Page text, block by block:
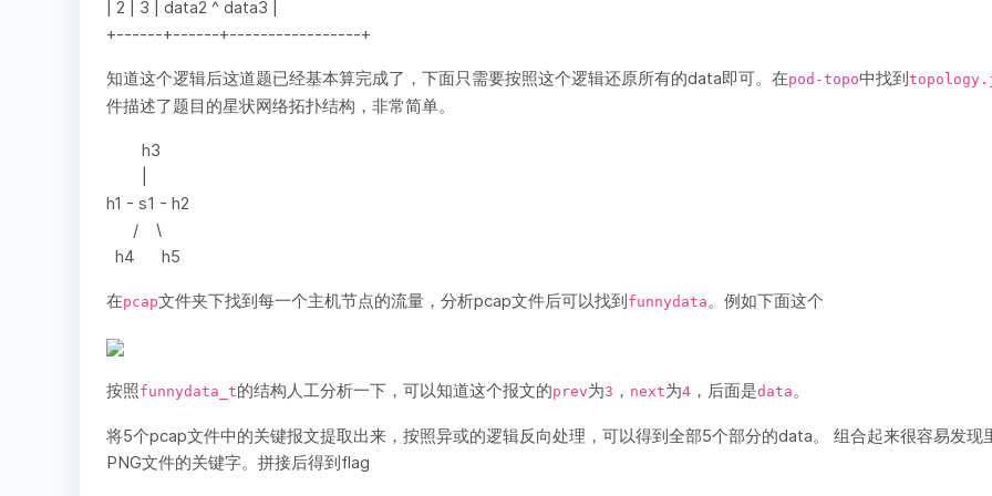
| 2 | 3 | data2 ^ data3 |
+------+------+-----------------+
知道这个逻辑后这道题已经基本算完成了，下面只需要按照这个逻辑还原所有的data即可。在pod-topo中找到
件描述了题目的星状网络拓扑结构，非常简单。
h3
h1 - s1 - h2
/ \
h4 h5
在pcap文件夹下找到每一个主机节点的流量，分析pcap文件后可以找到funnydata。例如下面这个
按照funnydata_t的结构人工分析一下，可以知道这个报文的prev为3 ， next为4 ，后面是data。
将5个pcap文件中的关键报文提取出来，按照异或的逻辑反向处理，可以得到全部5个部分的data。 组合起来很容易发现
PNG文件的关键字。拼接后得到flag